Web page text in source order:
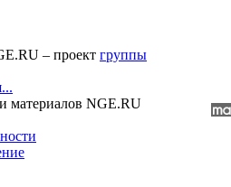
– проект группы
материалов NGE.RU